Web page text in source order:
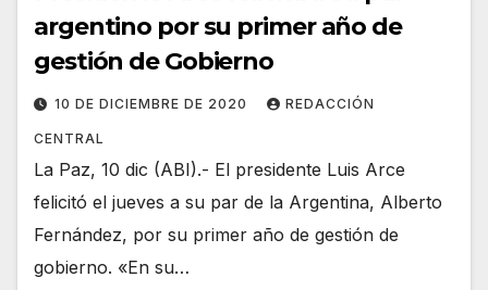
argentino por su primer año de
gestión de Gobierno
10 DE DICIEMBRE DE 2020 REDACCIÓN
CENTRAL
La Paz, 10 dic (ABI).- El presidente Luis Arce
felicitó el jueves a su par de la Argentina, Alberto
Fernández, por su primer año de gestión de
gobierno. «En su…